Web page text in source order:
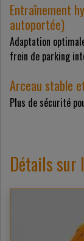
Entraînement
autoportée)
Adaptation
frein de parking
Arceau stable
Plus de sécurité
Détails sur